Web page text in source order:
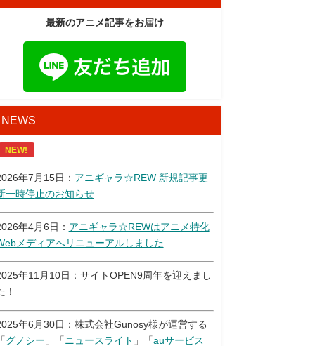
最新のアニメ記事をお届け
NEWS
NEW!
年7月15日： アニギャラ☆REW 新規記事更
一時停止のお知らせ
年4月6日： アニギャラ☆REWはアニメ特化
メディアへリニューアルしました
年11月10日：サイトOPEN9周年を迎えまし
！
年6月30日：株式会社Gunosy様が運営する
グノシー 」「 ニュースライト 」「auサービス